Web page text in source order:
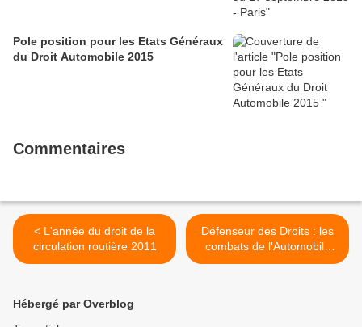
Pole position pour les Etats Généraux
du Droit Automobile 2015
Commentaires
< L'année du droit de la
circulation routière 2011
Défenseur des Droits : les
combats de l'Automobile
Club des Avocats en
Hébergé par Overblog